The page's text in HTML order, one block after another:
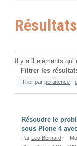
Il y a 1 éléments qui
Filtrer les
Trier par pertinence ·
Résoudre le
sous Plone 4
Par Leo Bernard —